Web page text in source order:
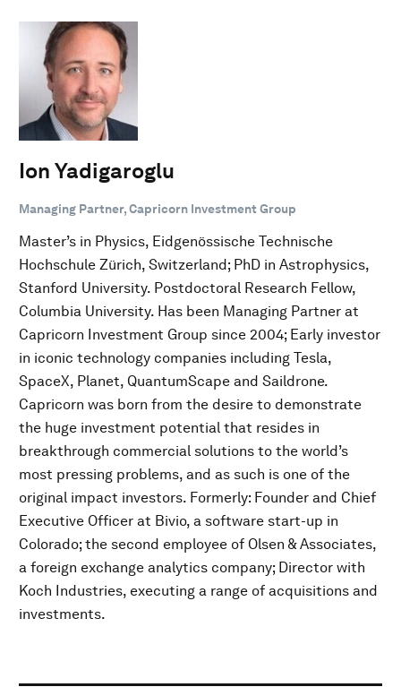
Ion Yadigaroglu
Managing Partner, Capricorn Investment Group
Master’s in Physics, Eidgenössische Technische
Hochschule Zürich, Switzerland; PhD in Astrophysics,
Stanford University. Postdoctoral Research Fellow,
Columbia University. Has been Managing Partner at
Capricorn Investment Group since 2004; Early investor
in iconic technology companies including Tesla,
SpaceX, Planet, QuantumScape and Saildrone.
Capricorn was born from the desire to demonstrate
the huge investment potential that resides in
breakthrough commercial solutions to the world’s
most pressing problems, and as such is one of the
original impact investors. Formerly: Founder and Chief
Executive Officer at Bivio, a software start-up in
Colorado; the second employee of Olsen & Associates,
a foreign exchange analytics company; Director with
Koch Industries, executing a range of acquisitions and
investments.